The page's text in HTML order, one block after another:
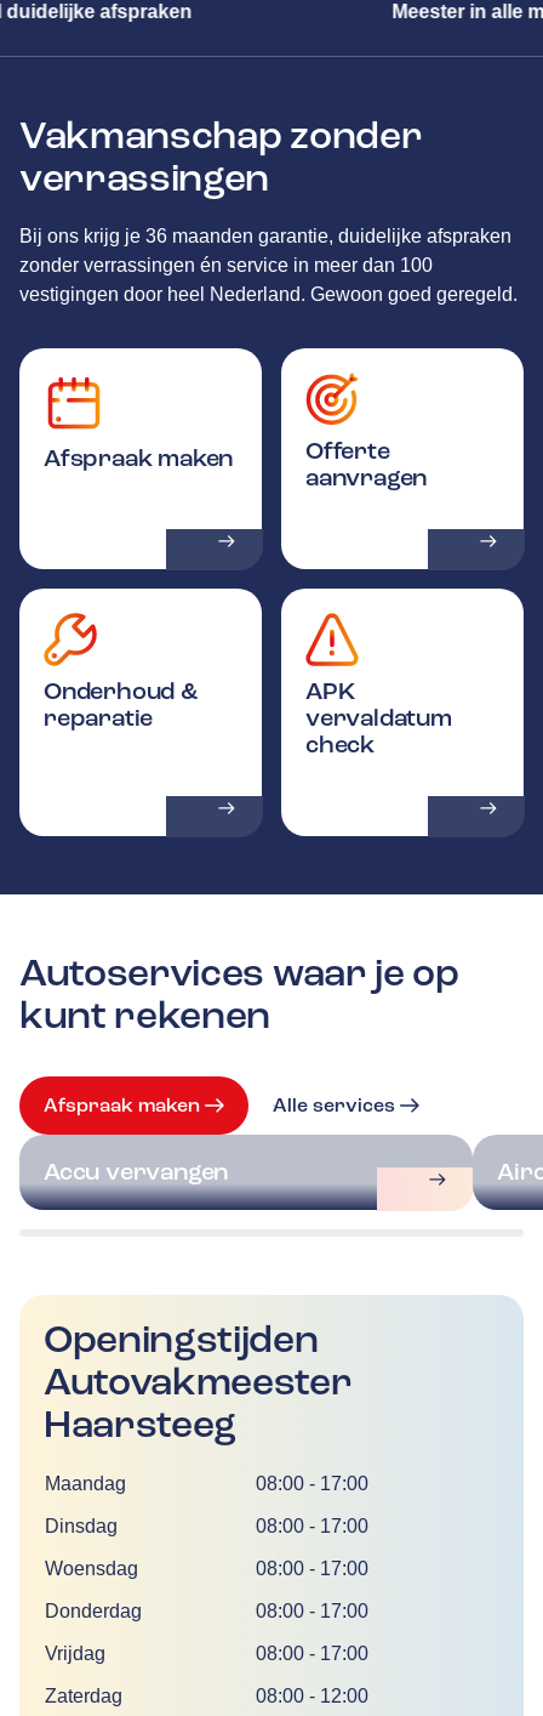
Meester in alle merken
Vakmanschap zonder
verrassingen
Bij ons krijg je 36 maanden garantie, duidelijke afspraken
zonder verrassingen én service in meer dan 100
vestigingen door heel Nederland. Gewoon goed geregeld.
Afspraak maken
Offerte
aanvragen
Onderhoud &
reparatie
APK
vervaldatum
check
Autoservices waar je op
kunt rekenen
Afspraak maken Alle services
Accu vervangen
Openingstijden
Autovakmeester
Haarsteeg
DagTijd
Maandag 08:00 - 17:00
Dinsdag 08:00 - 17:00
Woensdag 08:00 - 17:00
Donderdag 08:00 - 17:00
Vrijdag 08:00 - 17:00
Zaterdag 08:00 - 12:00